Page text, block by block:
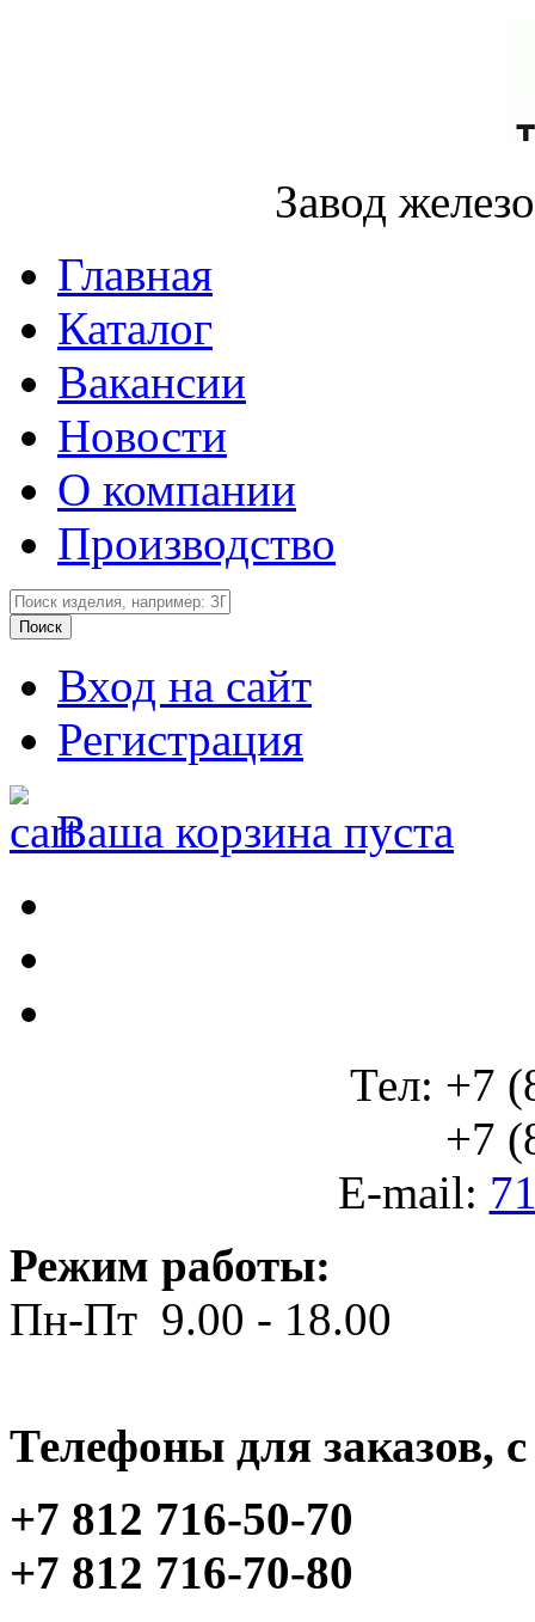
Завод
Главная
Каталог
Вакансии
Новости
О компании
Производство
Вход на сайт
Регистрация
Ваша корзина пуста
Тел: +7
+7
E-mail:
Режим работы:
Пн-Пт 9.00 - 18.00
Телефоны для заказов,
+7 812 716-50-70
+7 812 716-70-80